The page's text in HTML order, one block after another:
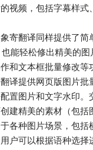
视频，包括字幕样式
寄翻译同样提供了简
能轻松修出精美的
和文本框批量修改等
译提供网页版图片批
置图片和文字水印。
建精美的素材（包括
各种图片场景，包括
户可以根据语种选择